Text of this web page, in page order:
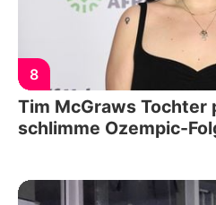
8
Tim McGraws Tochter
schlimme Ozempic-